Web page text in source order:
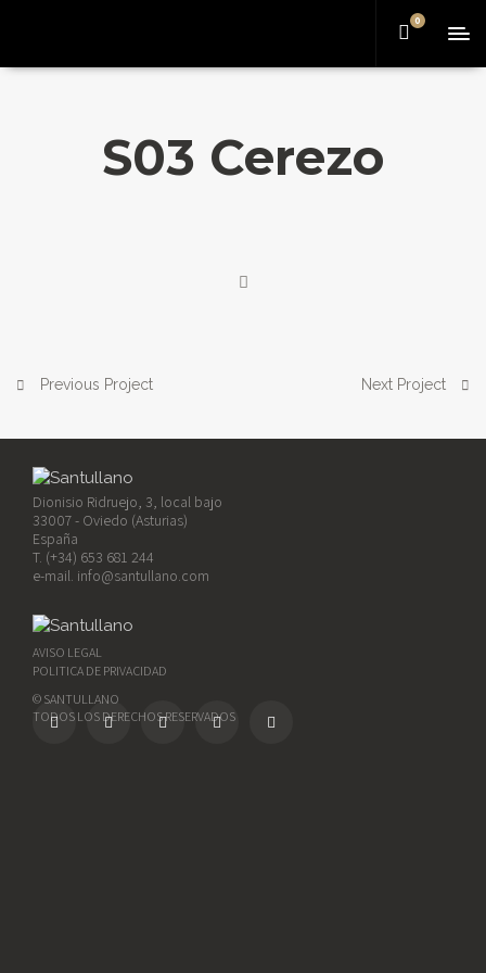
0
S03 Cerezo
Previous Project Next Project
Dionisio Ridruejo, 3, local bajo
33007 - Oviedo (Asturias)
España
T. (+34) 653 681 244
e-mail. info@santullano.com
AVISO LEGAL
POLITICA DE PRIVACIDAD
© SANTULLANO
TODOS LOS DERECHOS RESERVADOS